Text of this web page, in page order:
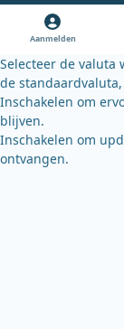
Aanmelden
Selecteer de valuta
de
Inschakelen om
blijven.
Inschakelen om
ontvangen.